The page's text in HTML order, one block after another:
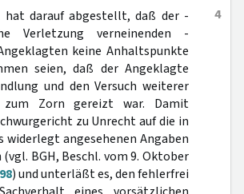
4
hat darauf abgestellt, daß der -
Verletzung verneinenden -
keine Anhaltspunkte
seien, daß der Angeklagte
und den Versuch weiterer
zum Zorn gereizt war. Damit
zu Unrecht auf die in
widerlegt angesehenen Angaben
BGH, Beschl. vom 9. Oktober
) und unterläßt es, den fehlerfrei